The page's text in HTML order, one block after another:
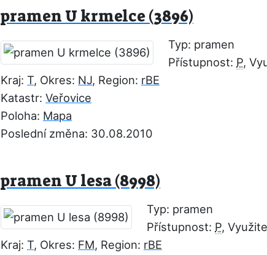
pramen U krmelce (3896)
Typ: pramen
Přístupnost: P,
Kraj: T, Okres: NJ, Region: rBE
Katastr: Veřovice
Poloha: Mapa
Poslední změna: 30.08.2010
pramen U lesa (8998)
Typ: pramen
Přístupnost: P,
Kraj: T, Okres: FM, Region: rBE